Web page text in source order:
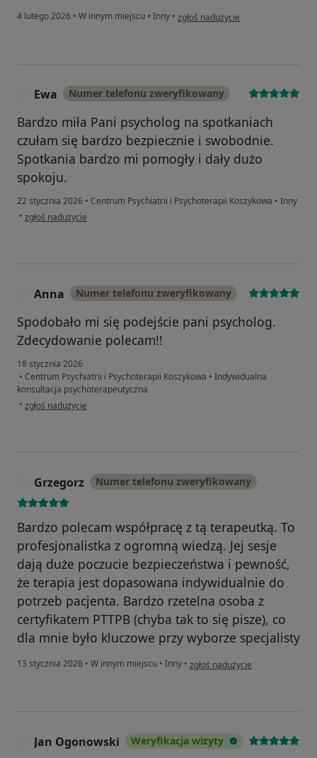
4 lutego 2026 • W innym miejscu • Inny • w opinii użytkownika Katarzyna
zgłoś nadużycie
Ewa Numer telefonu zweryfikowany
Bardzo miła Pani psycholog na spotkaniach
czułam się bardzo bezpiecznie i swobodnie.
Spotkania bardzo mi pomogły i dały dużo
spokoju.
22 stycznia 2026 • Centrum Psychiatrii i Psychoterapii Koszykowa • Inny
• w opinii użytkownika Ewa
zgłoś nadużycie
Anna Numer telefonu zweryfikowany
Spodobało mi się podejście pani psycholog.
Zdecydowanie polecam!!
18 stycznia 2026
• Centrum Psychiatrii i Psychoterapii Koszykowa • Indywidualna
konsultacja psychoterapeutyczna
• w opinii użytkownika Anna
zgłoś nadużycie
Grzegorz Numer telefonu zweryfikowany
Bardzo polecam współpracę z tą terapeutką. To
profesjonalistka z ogromną wiedzą. Jej sesje
dają duże poczucie bezpieczeństwa i pewność,
że terapia jest dopasowana indywidualnie do
potrzeb pacjenta. Bardzo rzetelna osoba z
certyfikatem PTTPB (chyba tak to się pisze), co
dla mnie było kluczowe przy wyborze specjalisty
13 stycznia 2026 • W innym miejscu • Inny • w opinii użytkownika Grzegorz
zgłoś nadużycie
Jan Ogonowski Weryfikacja wizyty